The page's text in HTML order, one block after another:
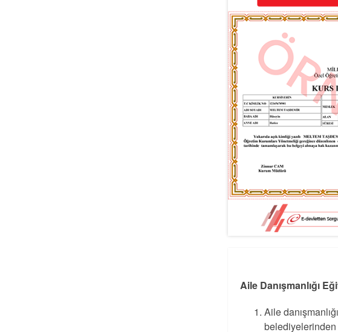
Aile Danışmanlığı
Aile